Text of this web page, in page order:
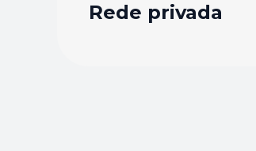
Rede privada